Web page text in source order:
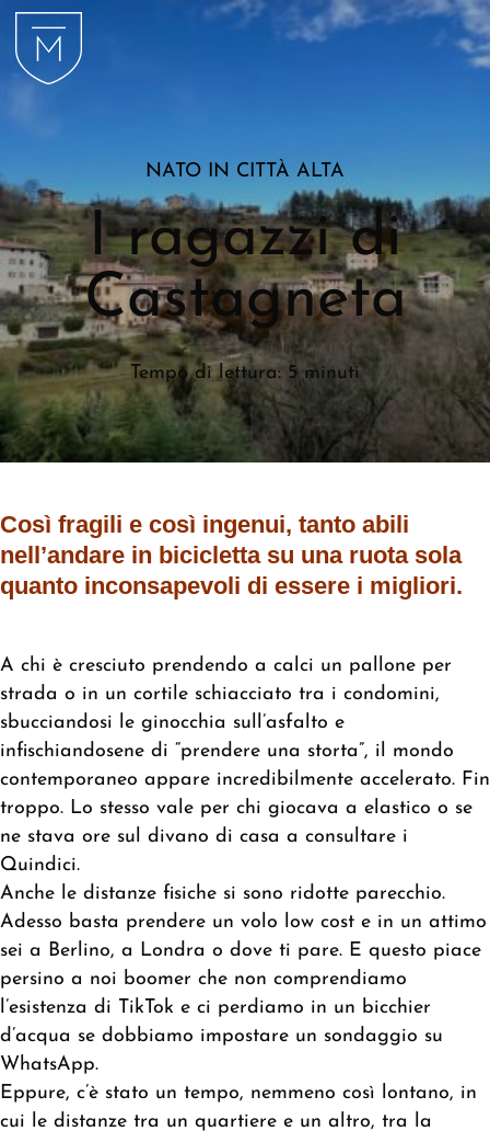
NATO IN CITTÀ ALTA
I ragazzi di
Castagneta
Tempo di lettura: 5 minuti
Così fragili e così ingenui, tanto abili
nell’andare in bicicletta su una ruota sola
quanto inconsapevoli di essere i migliori.
A chi è cresciuto prendendo a calci un pallone per
strada o in un cortile schiacciato tra i condomini,
sbucciandosi le ginocchia sull’asfalto e
infischiandosene di “prendere una storta”, il mondo
contemporaneo appare incredibilmente accelerato. Fin
troppo. Lo stesso vale per chi giocava a elastico o se
ne stava ore sul divano di casa a consultare i
Quindici.
Anche le distanze fisiche si sono ridotte parecchio.
Adesso basta prendere un volo low cost e in un attimo
sei a Berlino, a Londra o dove ti pare. E questo piace
persino a noi boomer che non comprendiamo
l’esistenza di TikTok e ci perdiamo in un bicchier
d’acqua se dobbiamo impostare un sondaggio su
WhatsApp.
Eppure, c’è stato un tempo, nemmeno così lontano, in
cui le distanze tra un quartiere e un altro, tra la
Ritornare alla terra.